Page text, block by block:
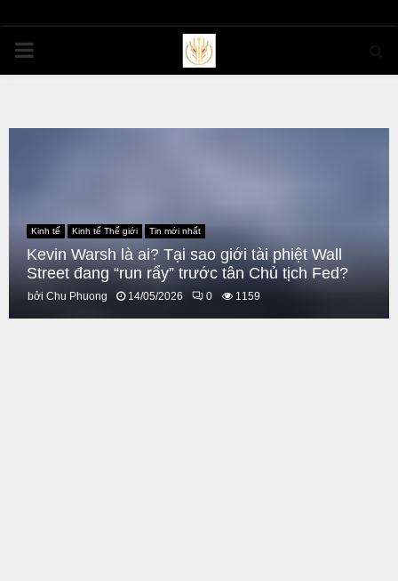
PRIMARY
Kinh tế Kinh tế Thế giới Tin mới nhất
Kevin Warsh là ai? Tại sao giới tài phiệt Wall
Street đang “run rẩy” trước tân Chủ tịch Fed?
bởi Chu Phuong 14/05/2026 0 1159